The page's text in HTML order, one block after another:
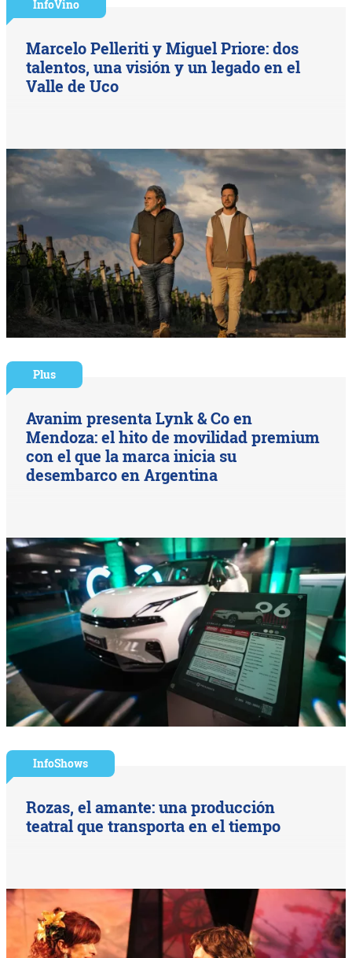
InfoVino
Marcelo Pelleriti y Miguel Priore: dos
talentos, una visión y un legado en el
Valle de Uco
Plus
Avanim presenta Lynk & Co en
Mendoza: el hito de movilidad premium
con el que la marca inicia su
desembarco en Argentina
InfoShows
Rozas, el amante: una producción
teatral que transporta en el tiempo